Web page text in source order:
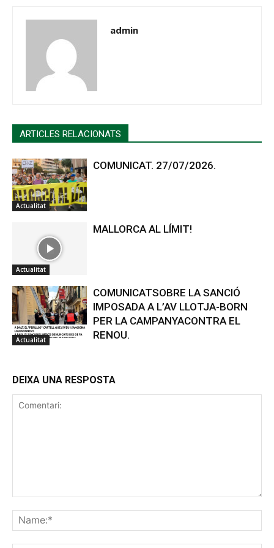
admin
ARTICLES RELACIONATS
Actualitat
COMUNICAT. 27/07/2026.
Actualitat
MALLORCA AL LÍMIT!
Actualitat
COMUNICATSOBRE LA SANCIÓ
IMPOSADA A L’AV LLOTJA-BORN
PER LA CAMPANYACONTRA EL
RENOU.
DEIXA UNA RESPOSTA